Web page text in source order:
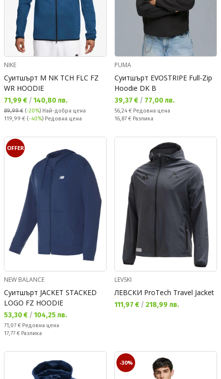
NIKE
Суитшърт M NK TCH FLC FZ
WR HOODIE
Текуща цена:
71,99 € / 140,80 лв.
89,99 € (-20%) Най-добра цена
Редовна цена:
119,99 € (-40%) Редовна цена
PUMA
Суитшърт EVOSTRIPE Full-Zip
Hoodie DK B
Текуща цена:
39,37 € / 77,00 лв.
Редовна цена:
56,24 € Редовна цена
Спестявате:
16,87 € Разлика
OFFER
NEW BALANCE
Суитшърт JACKET STACKED
LOGO FZ HOODIE
Текуща цена:
53,30 € / 104,25 лв.
Редовна цена:
71,07 € Редовна цена
Спестявате:
17,77 € Разлика
LEVSKI
ЛЕВСКИ ProTech Travel Jacket
Текуща цена:
111,97 € / 218,99 лв.
-30%